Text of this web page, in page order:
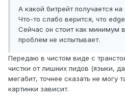
А какой битрейт получается
Что-то слабо верится, что
Сейчас он стоит как минимум
проблем не испытывает.
Передаю в чистом виде с
чистки от лишних пидов (языки,
мегабит, точнее сказать не могу
картинки зависит.